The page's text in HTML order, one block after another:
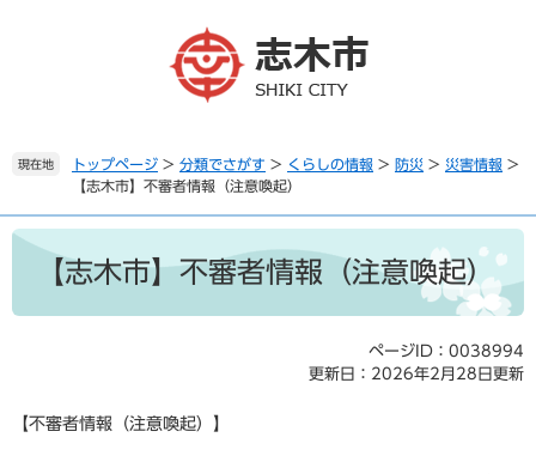
。
て
本
現在地 トップページ > 分類でさがす > くらしの情報 > 防災 > 災害情報 >
【志木市】不審者情報（注意喚起）
本
【志木市】不審者情報（注意喚起）
ページID：0038994
更新日：2026年2月28日更新
【不審者情報（注意喚起）】